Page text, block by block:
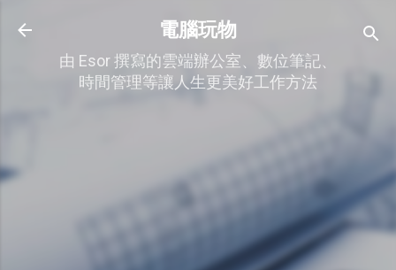
跳到主要內容
電腦玩物
由 Esor 撰寫的雲端辦公室、數位筆記、
時間管理等讓人生更美好工作方法